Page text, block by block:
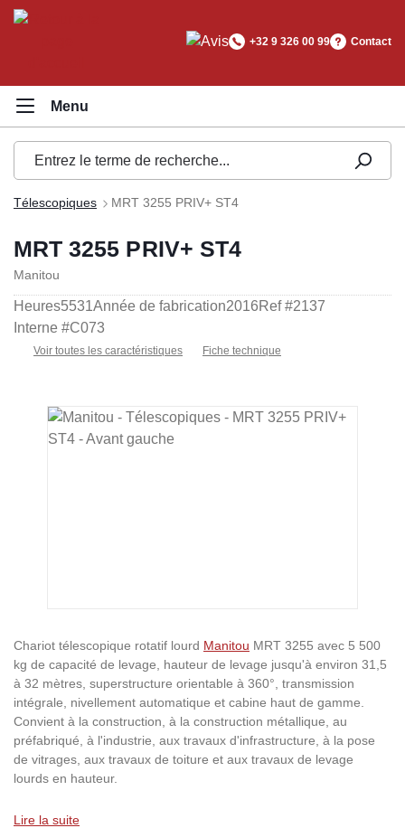
principal
+32 9 326 00 99 Contact
Télescopiques MRT 3255 PRIV+ ST4
MRT 3255 PRIV+ ST4
Manitou
Heures5531Année de fabrication2016Ref #2137
Interne #C073
Voir toutes les caractéristiques Fiche technique
Ignorer la galerie d'images
Chariot télescopique rotatif lourd Manitou MRT 3255 avec 5 500
kg de capacité de levage, hauteur de levage jusqu'à environ 31,5
à 32 mètres, superstructure orientable à 360°, transmission
intégrale, nivellement automatique et cabine haut de gamme.
Convient à la construction, à la construction métallique, au
préfabriqué, à l'industrie, aux travaux d'infrastructure, à la pose
de vitrages, aux travaux de toiture et aux travaux de levage
lourds en hauteur.
Lire la suite